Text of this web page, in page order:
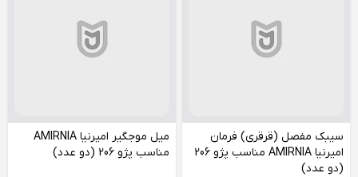
سیبک مفصل (قرقری) فرمان
امیرنیا AMIRNIA مناسب پژو 206
(دو عدد)
میل موجگیر امیرنیا AMIRNIA
مناسب پژو 206 (دو عدد)